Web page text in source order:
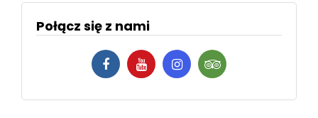
Połącz się z nami